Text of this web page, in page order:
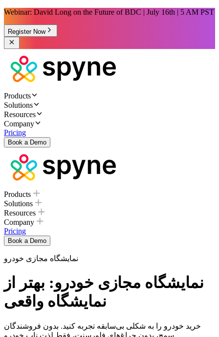
Webinar: David Long on the Future of BDC | July 16th | 5 AM PST
Register Now
Products
Solutions
Resources
Company
Pricing
Book a Demo
Products
Solutions
Resources
Company
Pricing
Book a Demo
نمایشگاه مجازی خودرو
نمایشگاه مجازی خودرو: بهتر از
نمایشگاه واقعی
خرید خودرو را به شکلی بی‌سابقه تجربه کنید. بدون فروشندگان
سمج، بدون چراغ‌های فلورسنت، فقط لذت ناب خودرو.